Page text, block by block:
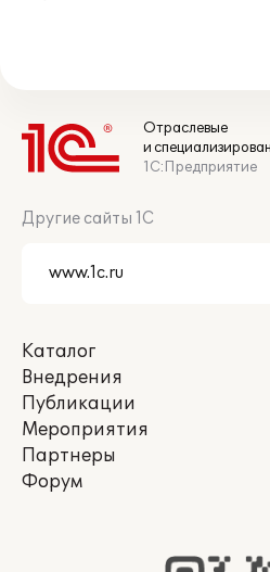
Отраслевые
и
1С:Предприятие
Другие сайты 1С
Каталог
Внедрения
Публикации
Мероприятия
Партнеры
Форум